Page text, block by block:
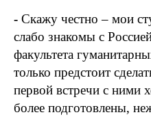
- Скажу честно – мои
слабо знакомы с
факультета
только предстоит
первой встречи с ними
более подготовлены,